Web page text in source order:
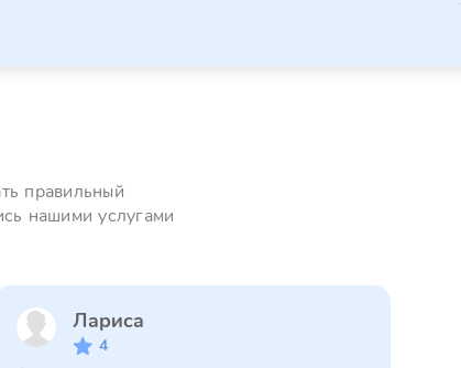
правильный
нашими услугами
Лариса
4